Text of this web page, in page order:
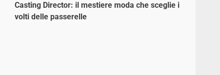
Casting Director: il mestiere moda che sceglie i
volti delle passerelle